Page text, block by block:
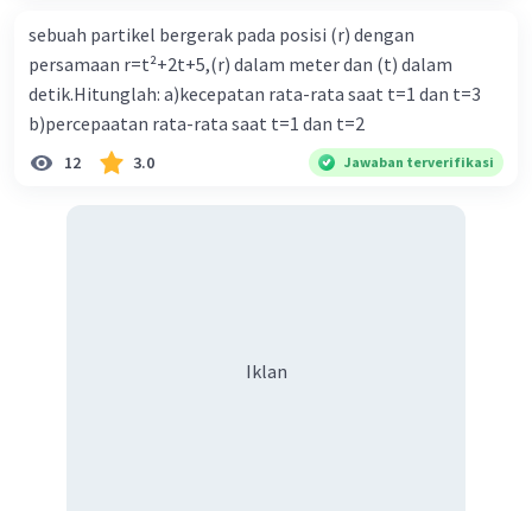
4w = 1200
w = 1200/4
w = 300 N
Oleh karena itu, jawaban yang benar adalah D.
sebuah partikel bergerak pada posisi (r) dengan
persamaan r=t²+2t+5,(r) dalam meter dan (t) dalam
detik.Hitunglah: a)kecepatan rata-rata saat t=1 dan t=3
b)percepaatan rata-rata saat t=1 dan t=2
12 3.0 Jawaban terverifikasi
Iklan